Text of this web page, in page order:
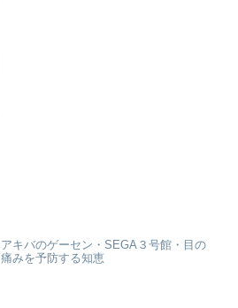
アキバのゲーセン・SEGA３号館・目の
痛みを予防する知恵